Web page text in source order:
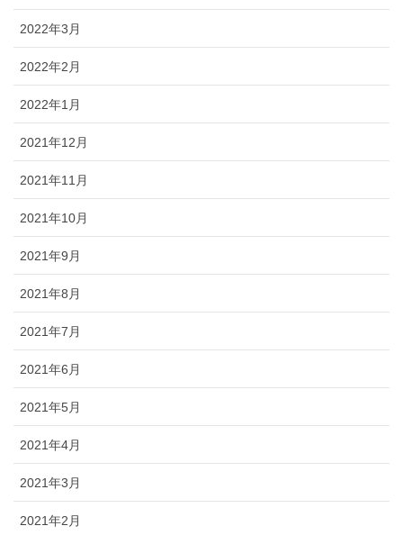
2022年3月
2022年2月
2022年1月
2021年12月
2021年11月
2021年10月
2021年9月
2021年8月
2021年7月
2021年6月
2021年5月
2021年4月
2021年3月
2021年2月